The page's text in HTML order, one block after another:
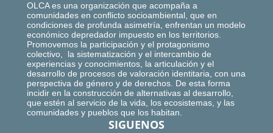
OLCA es una organización que acompaña a
comunidades en conflicto socioambiental, que en
condiciones de profunda asimetría, enfrentan un modelo
económico depredador impuesto en los territorios.
Promovemos la participación y el protagonismo
colectivo, la sistematización y el intercambio de
experiencias y conocimientos, la articulación y el
desarrollo de procesos de valoración identitaria, con una
perspectiva de género y de derechos. De esta forma
incidir en la construcción de alternativas al desarrollo,
que estén al servicio de la vida, los ecosistemas, y las
comunidades y pueblos que los habitan.
SIGUENOS